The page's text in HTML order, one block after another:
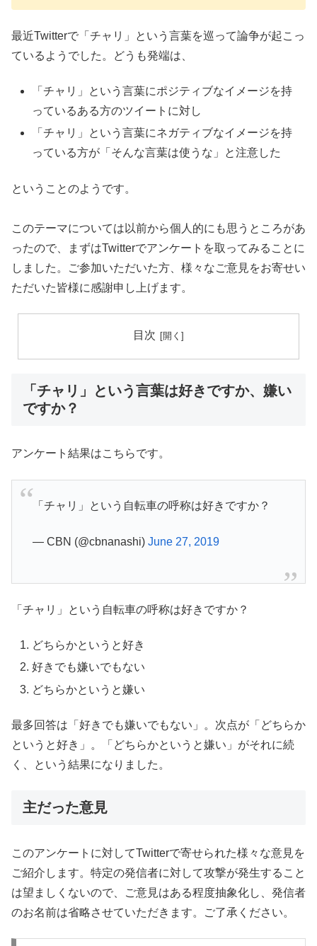
最近Twitterで「チャリ」という言葉を巡って論争が起こっ
ているようでした。どうも発端は、
「チャリ」という言葉にポジティブなイメージを持
っているある方のツイートに対し
「チャリ」という言葉にネガティブなイメージを持
っている方が「そんな言葉は使うな」と注意した
ということのようです。
このテーマについては以前から個人的にも思うところがあ
ったので、まずはTwitterでアンケートを取ってみることに
しました。ご参加いただいた方、様々なご意見をお寄せい
ただいた皆様に感謝申し上げます。
目次
「チャリ」という言葉は好きですか、嫌い
ですか？
アンケート結果はこちらです。
「チャリ」という自転車の呼称は好きですか？
— CBN (@cbnanashi) June 27, 2019
「チャリ」という自転車の呼称は好きですか？
どちらかというと好き
好きでも嫌いでもない
どちらかというと嫌い
最多回答は「好きでも嫌いでもない」。次点が「どちらか
というと好き」。「どちらかというと嫌い」がそれに続
く、という結果になりました。
主だった意見
このアンケートに対してTwitterで寄せられた様々な意見を
ご紹介します。特定の発信者に対して攻撃が発生すること
は望ましくないので、ご意見はある程度抽象化し、発信者
のお名前は省略させていただきます。ご了承ください。